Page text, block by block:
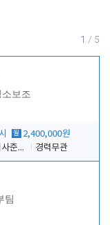
1 / 5
보조
월 2,400,000원
주방2인식사준비및청소린렌보조
경력무관
팀